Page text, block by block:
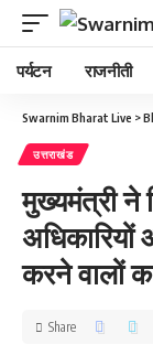
पर्यटन राजनीती
Swarnim Bharat Live >
उत्तराखंड
मुख्यमंत्री ने
अधिकारियों
करने वालों
Share